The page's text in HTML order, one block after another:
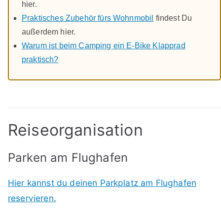
hier.
Praktisches Zubehör fürs Wohnmobil findest Du
außerdem hier.
Warum ist beim Camping ein E-Bike Klapprad
praktisch?
Reiseorganisation
Parken am Flughafen
Hier kannst du deinen Parkplatz am Flughafen
reservieren.